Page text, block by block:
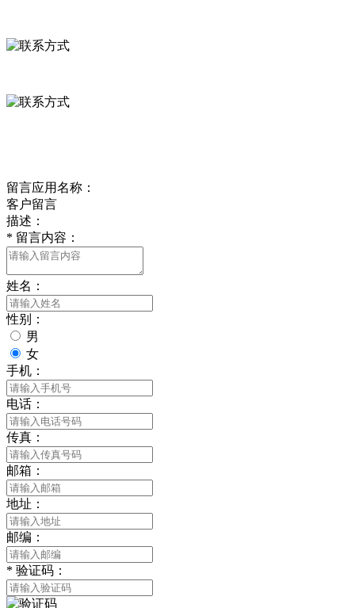
留言应用名称：
客户留言
描述：
* 留言内容：
姓名：
性别：
男
女
手机：
电话：
传真：
邮箱：
地址：
邮编：
* 验证码：